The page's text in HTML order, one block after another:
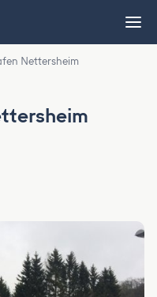
Nettersheim